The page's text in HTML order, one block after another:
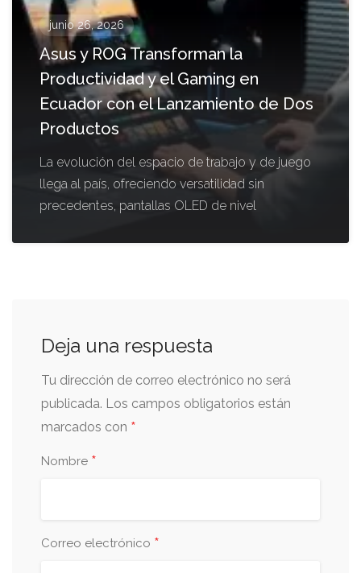
junio 26, 2026
Asus y ROG Transforman la
Productividad y el Gaming en
Ecuador con el Lanzamiento de Dos
Productos
La evolución del espacio de trabajo y de juego
llega al país, ofreciendo versatilidad sin
precedentes, pantallas OLED de nivel
Deja una respuesta
Tu dirección de correo electrónico no será
publicada. Los campos obligatorios están
marcados con *
Nombre *
Correo electrónico *